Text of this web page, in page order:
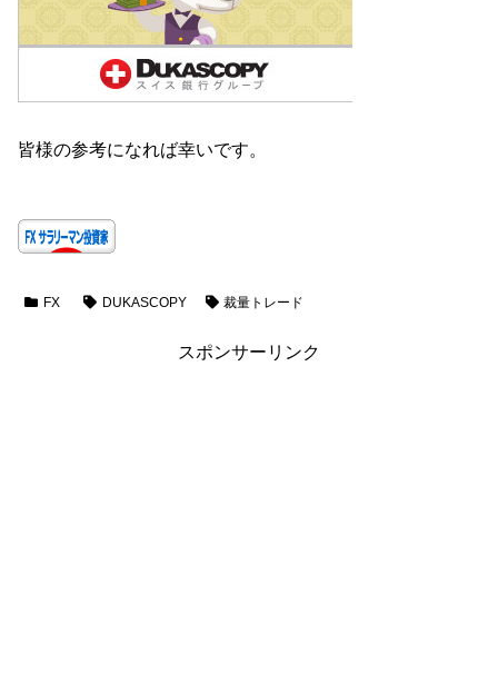
皆様の参考になれば幸いです。
FX DUKASCOPY 裁量トレード
スポンサーリンク